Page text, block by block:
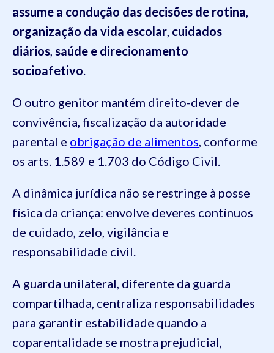
assume a condução das decisões de rotina
organização da vida escolar cuidados
diários saúde e direcionamento
socioafetivo
O outro genitor mantém direito-dever de
convivência, fiscalização da autoridade
parental e obrigação de alimentos , conforme
os arts. 1.589 e 1.703 do Código Civil.
A dinâmica jurídica não se restringe à posse
física da criança: envolve deveres contínuos
de cuidado, zelo, vigilância e
responsabilidade civil.
A guarda unilateral, diferente da guarda
compartilhada, centraliza responsabilidades
para garantir estabilidade quando a
coparentalidade se mostra prejudicial,